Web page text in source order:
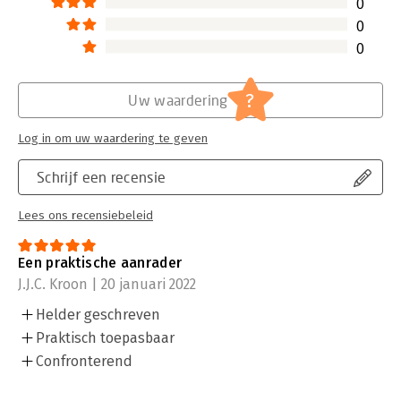
0
0
0
Schrijf een recensie
Lees ons recensiebeleid
Uw waardering ?
Log in om uw waardering te geven
Een praktische aanrader
J.J.C. Kroon | 20 januari 2022
Helder geschreven
Praktisch toepasbaar
Confronterend